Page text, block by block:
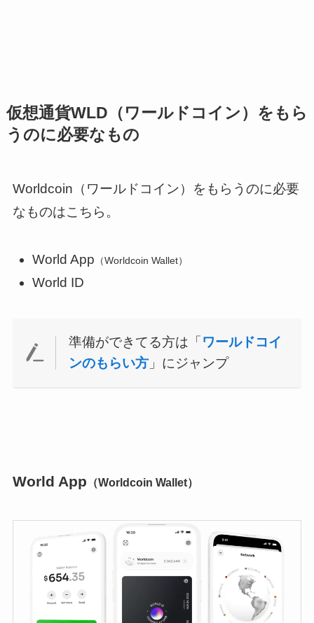
仮想通貨WLD（ワールドコイン）をもら
うのに必要なもの
Worldcoin（ワールドコイン）をもらうのに必要
なものはこちら。
World App （Worldcoin Wallet）
World ID
準備ができてる方は「 ワールドコイ
ンのもらい方」にジャンプ
World App （Worldcoin Wallet）